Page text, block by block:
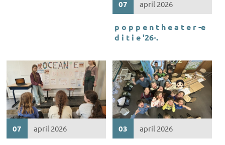
07 april 2026
p o p p e n t h e a t e r -e
d i t i e '26-.
07 april 2026 03 april 2026